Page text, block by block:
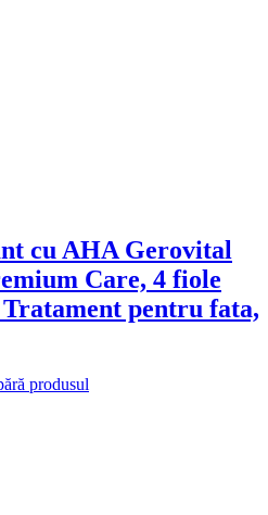
cu AHA Gerovital
Care, 4 fiole
pentru fata,
produsul